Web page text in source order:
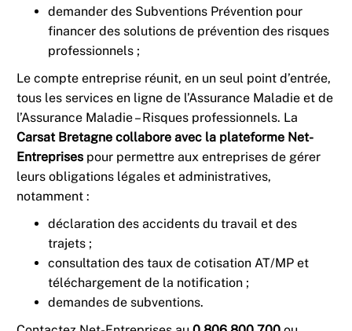
demander des Subventions Prévention pour
financer des solutions de prévention des risques
professionnels ;
Le compte entreprise réunit, en un seul point d’entrée,
tous les services en ligne de l’Assurance Maladie et de
l’Assurance Maladie – Risques professionnels. La
Carsat Bretagne collabore avec la plateforme Net-
Entreprises pour permettre aux entreprises de gérer
leurs obligations légales et administratives,
notamment :
déclaration des accidents du travail et des
trajets ;
consultation des taux de cotisation AT/MP et
téléchargement de la notification ;
demandes de subventions.